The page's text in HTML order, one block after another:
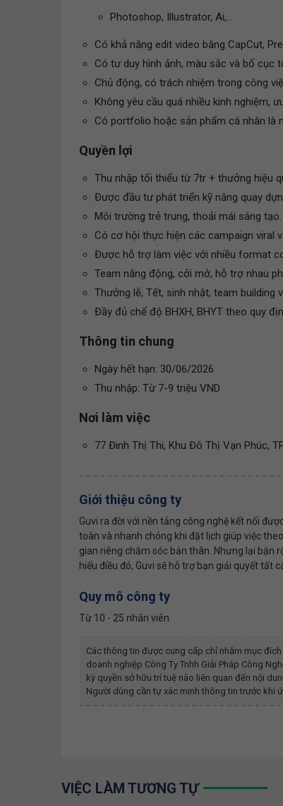
Photoshop, Illustrator, Ai,...
Có khả năng edit video bằng CapCut,
Có tư duy hình ảnh, màu sắc và bố cục
Chủ động, có trách nhiệm trong công
Không yêu cầu quá nhiều kinh nghiệm,
Có portfolio hoặc sản phẩm cá nhân là
Quyền lợi
Thu nhập tối thiểu từ 7tr + thưởng hiệu
Được đầu tư phát triển kỹ năng quay
Môi trường trẻ trung, thoải mái sáng tạo.
Có cơ hội thực hiện các campaign viral
Được hỗ trợ làm việc với nhiều format
Team năng động, cởi mở, hỗ trợ nhau
Thưởng lễ, Tết, sinh nhật, team building
Đầy đủ chế độ BHXH, BHYT theo quy
Thông tin chung
Ngày hết hạn: 30/06/2026
Thu nhập: Từ 7-9 triệu VND
Nơi làm việc
77 Đinh Thị Thi, Khu Đô Thị Vạn Phúc,
Giới thiệu công ty
Guvi ra đời với nền tảng công nghệ kết nối
toàn và nhanh chóng khi đặt lịch giúp việc
gian riêng chăm sóc bản thân. Nhưng lại bận
hiểu điều đó, Guvi sẽ hỗ trợ bạn giải quyết tất
Quy mô công ty
Từ 10 - 25 nhân viên
Các thông tin được cung cấp chỉ nhằm mục
doanh nghiệp Công Ty Tnhh Giải Pháp Công
kỳ quyền sở hữu trí tuệ nào liên quan đến nội
Người dùng cần tự xác minh thông tin trước khi
VIỆC LÀM TƯƠNG TỰ